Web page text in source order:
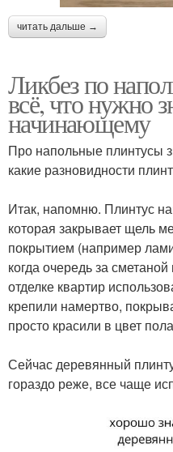
читать дальше →
Ликбез по
всё, что нужно
начинающему
Про напольные плинтусы
какие разновидности
Итак, напомню. Плинтус
которая закрывает щель
покрытием (например
когда очередь за
отделке квартир
крепили намертво,
просто красили в цвет
Сейчас деревянный
гораздо реже, все чаще